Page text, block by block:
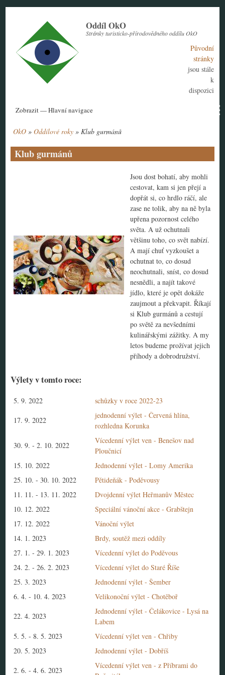
Oddíl OkO
Stránky turisticko-přírodovědného oddílu OkO
Původní
stránky
jsou stále
k
dispozici
Hlavní
Zobrazit — Hlavní navigace
Aktuální rok
Historie
Nábor členů
Kontakt
Tábor
Návody
navigace
OkO Oddílové roky Klub gurmánů
Klub gurmánů
Jsou dost bohatí, aby mohli
cestovat, kam si jen přejí a
dopřát si, co hrdlo ráčí, ale
zase ne tolik, aby na ně byla
upřena pozornost celého
světa. A už ochutnali
většinu toho, co svět nabízí.
A mají chuť vyzkoušet a
ochutnat to, co dosud
neochutnali, sníst, co dosud
nesnědli, a najít takové
jídlo, které je opět dokáže
zaujmout a překvapit. Říkají
si Klub gurmánů a cestují
po světě za nevšedními
kulinářskými zážitky. A my
letos budeme prožívat jejich
příhody a dobrodružství.
Výlety v tomto roce:
5. 9. 2022 schůzky v roce 2022-23
17. 9. 2022
jednodenní výlet - Červená hlína,
rozhledna Korunka
30. 9. -2. 10. 2022
Vícedenní výlet ven - Benešov nad
Ploučnicí
15. 10. 2022
Jednodenní výlet - Lomy Amerika
25. 10. -30. 10. 2022
Pětideňák - Poděvousy
11. 11. - 13. 11. 2022
Dvojdenní výlet Heřmanův Městec
10. 12. 2022
Speciální vánoční akce - Grabštejn
17. 12. 2022
Vánoční výlet
14. 1. 2023
Brdy, soutěž mezi oddíly
27. 1. -29. 1. 2023
Vícedenní výlet do Poděvous
24. 2. -26. 2. 2023
Vícedenní výlet do Staré Říše
25. 3. 2023
Jednodenní výlet - Šember
6. 4. - 10. 4. 2023 Velikonoční výlet - Chotěboř
22. 4. 2023
Jednodenní výlet - Čelákovice - Lysá na
Labem
5. 5. -8. 5. 2023
Vícedenní výlet ven - Chřiby
20. 5. 2023
Jednodenní výlet - Dobříš
2. 6. -4. 6. 2023
Vícedenní výlet ven - z Příbrami do